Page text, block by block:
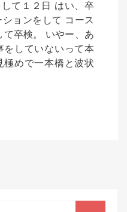
て１２日 はい、卒
ョンをして コース
て卒検。 いやー、あ
をしていないって本
極めで一本橋と波状